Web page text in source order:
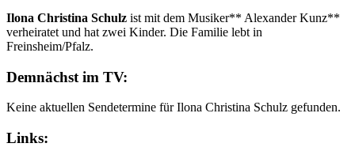
Ilona Christina Schulz ist mit dem Musiker** Alexander Kunz**
verheiratet und hat zwei Kinder. Die Familie lebt in
Freinsheim/Pfalz.
Demnächst im TV:
Keine aktuellen Sendetermine für Ilona Christina Schulz gefunden.
Links: